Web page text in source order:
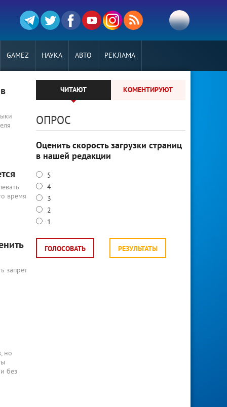
GAMEZ НАУКА АВТО РЕКЛАМА
время
запрет
но
без
ЧИТАЮТ КОМЕНТИРУЮТ
ОПРОС
Оценить скорость загрузки страниц
в нашей редакции
5
4
3
2
1
ГОЛОСОВАТЬ РЕЗУЛЬТАТЫ